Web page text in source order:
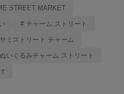
STREET MARKET
# チャーム ストリート
ミストリート チャーム
いぐるみチャーム ストリート